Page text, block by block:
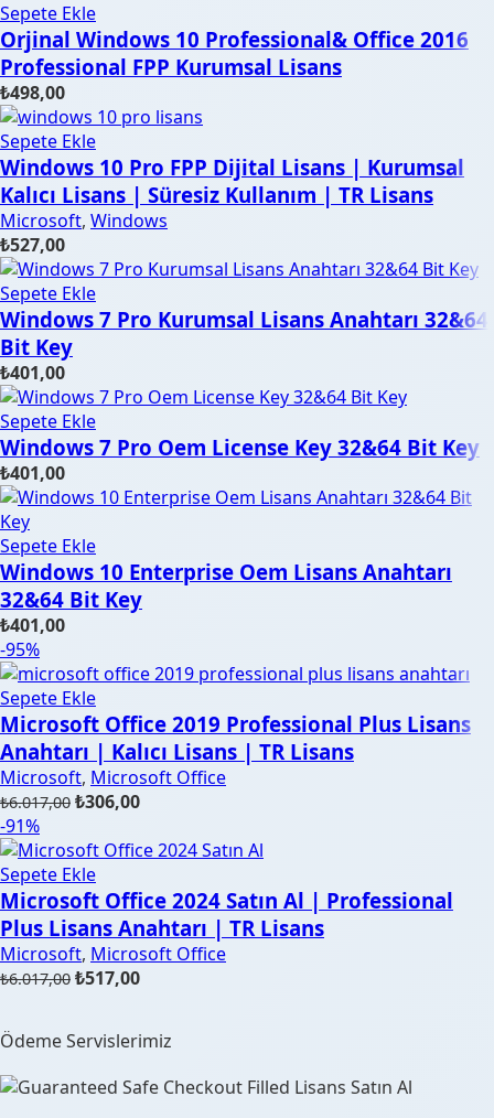
Sepete Ekle
Orjinal Windows 10 Professional& Office 2016
Professional FPP Kurumsal Lisans
₺498,00
Sepete Ekle
Windows 10 Pro FPP Dijital Lisans | Kurumsal
Kalıcı Lisans | Süresiz Kullanım | TR Lisans
Microsoft, Windows
₺527,00
Sepete Ekle
Windows 7 Pro Kurumsal Lisans Anahtarı 32&64
Bit Key
₺401,00
Sepete Ekle
Windows 7 Pro Oem License Key 32&64 Bit Key
₺401,00
Sepete Ekle
Windows 10 Enterprise Oem Lisans Anahtarı
32&64 Bit Key
₺401,00
-95%
Sepete Ekle
Microsoft Office 2019 Professional Plus Lisans
Anahtarı | Kalıcı Lisans | TR Lisans
Microsoft, Microsoft Office
₺6.017,00 Orijinal
₺6.017,00.
₺306,00Şu
fiyat:
-91%
Sepete Ekle
Microsoft Office 2024 Satın Al | Professional
Plus Lisans Anahtarı | TR Lisans
Microsoft, Microsoft Office
₺6.017,00 Orijinal
₺517,00Şu
₺517,00.
Ödeme Servislerimiz